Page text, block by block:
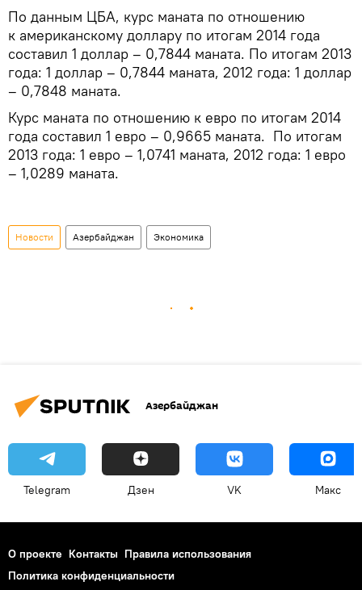
По данным ЦБА, курс маната по отношению
к американскому доллару по итогам 2014 года
составил 1 доллар – 0,7844 маната. По итогам 2013
года: 1 доллар – 0,7844 маната, 2012 года: 1 доллар
– 0,7848 маната.
Курс маната по отношению к евро по итогам 2014
года составил 1 евро – 0,9665 маната. По итогам
2013 года: 1 евро – 1,0741 маната, 2012 года: 1 евро
– 1,0289 маната.
Новости Азербайджан Экономика
Азербайджан
Telegram Дзен VK Макс
О проекте Контакты Правила использования
Политика конфиденциальности